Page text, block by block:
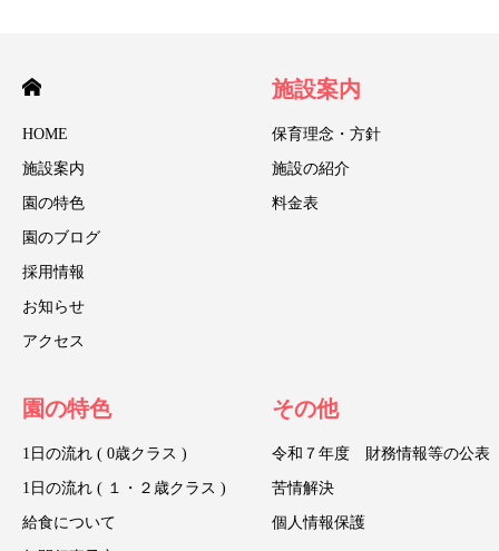
HOME
施設案内
園の特色
園のブログ
採用情報
お知らせ
アクセス
施設案内
保育理念・方針
施設の紹介
料金表
園の特色
1日の流れ ( 0歳クラス )
1日の流れ ( １・２歳クラス )
給食について
その他
令和７年度 財務情報等の公表
苦情解決
個人情報保護